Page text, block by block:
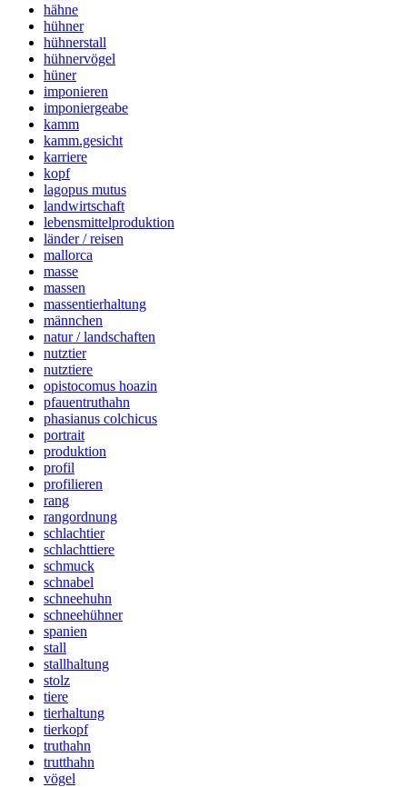
hähne
hühner
hühnerstall
hühnervögel
hüner
imponieren
imponiergeabe
kamm
kamm.gesicht
karriere
kopf
lagopus mutus
landwirtschaft
lebensmittelproduktion
länder / reisen
mallorca
masse
massen
massentierhaltung
männchen
natur / landschaften
nutztier
nutztiere
opistocomus hoazin
pfauentruthahn
phasianus colchicus
portrait
produktion
profil
profilieren
rang
rangordnung
schlachtier
schlachttiere
schmuck
schnabel
schneehuhn
schneehühner
spanien
stall
stallhaltung
stolz
tiere
tierhaltung
tierkopf
truthahn
trutthahn
vögel